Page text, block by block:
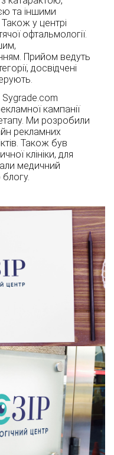
та іншими
у центрі
офтальмології.
Прийом ведуть
досвідчені
Sygrade.com
кампанії
Ми розробили
рекламних
Також був
клініки, для
медичний
блогу.